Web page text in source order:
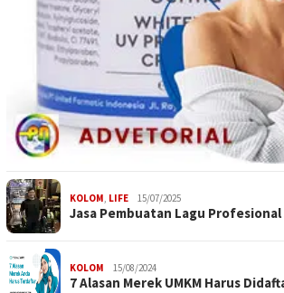
KOLOM, LIFE 15/07/2025
Jasa Pembuatan Lagu
KOLOM 15/08/2024
7 Alasan Merek UMKM Harus